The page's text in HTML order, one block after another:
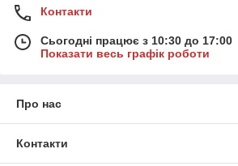
Контакти
Сьогодні працює з 10:30 до 17:00
Показати весь графік роботи
Про нас
Контакти